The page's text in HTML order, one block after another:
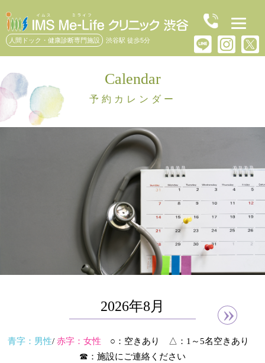
人間ドック・健康診断専門施設 渋谷駅 徒歩5分
Calendar
予約カレンダー
2026年8月
青字：男性/ 赤字：女性 ○：空きあり △：1～5名空きあり
☎：施設にご連絡ください
»